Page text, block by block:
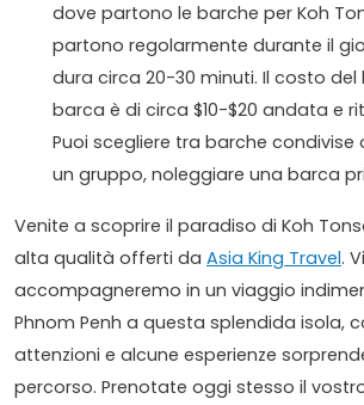
dove partono le barche per Koh
partono regolarmente durante il
dura circa 20-30 minuti. Il costo
barca è di circa $10-$20 andata e
Puoi scegliere tra barche condivise
un gruppo, noleggiare una barca
Venite a scoprire il paradiso di Koh
alta qualità offerti da Asia King Travel. Vi
accompagneremo in un viaggio
Phnom Penh a questa splendida isola,
attenzioni e alcune esperienze
percorso. Prenotate oggi stesso il